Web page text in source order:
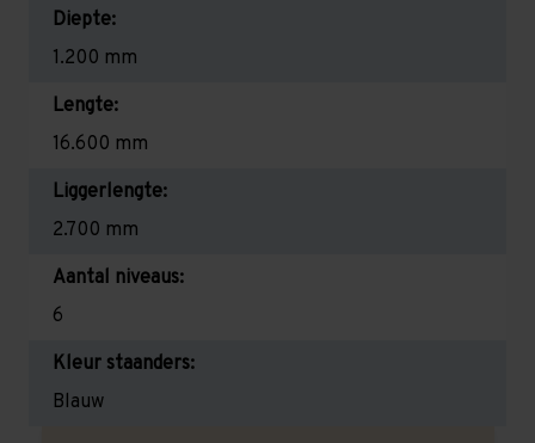
Diepte:
1.200 mm
Lengte:
16.600 mm
Liggerlengte:
2.700 mm
Aantal niveaus:
6
Kleur staanders:
Blauw